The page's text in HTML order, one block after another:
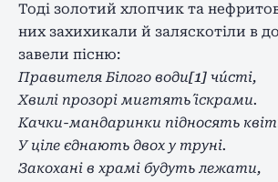
Тоді золотий хлопчик та
них захихикали й заляскотіли в
завели пісню:
Правителя Білого води[1] чи́сті,
Хвилі прозорі мигтять і́скрами.
Качки-мандаринки підносять
У ціле єднають двох у труні.
Закохані в храмі будуть лежати,